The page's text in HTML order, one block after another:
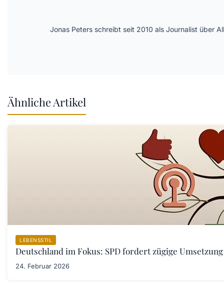
Jonas Peters schreibt seit 2010 als Journalist über
Ähnliche Artikel
LEBENSSTIL
Deutschland im Fokus: SPD fordert zügige
24. Februar 2026